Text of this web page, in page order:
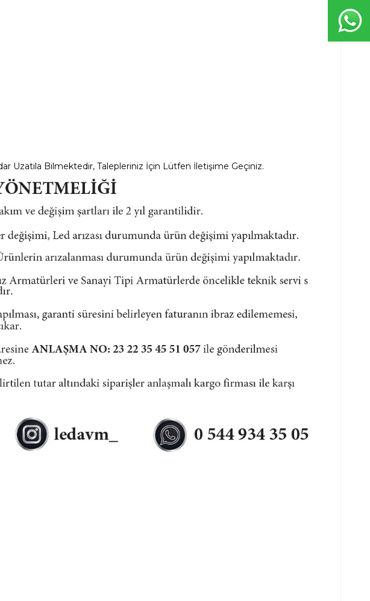
Uzatıla Bilmektedir, Talepleriniz İçin Lütfen İletişime Geçiniz.